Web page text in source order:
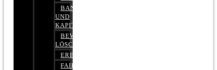
BANK-
UND
KAPITALMARKTRECHT
BEWERTUNGEN
LÖSCHEN
ERBRECHT
FAIRMIETEN